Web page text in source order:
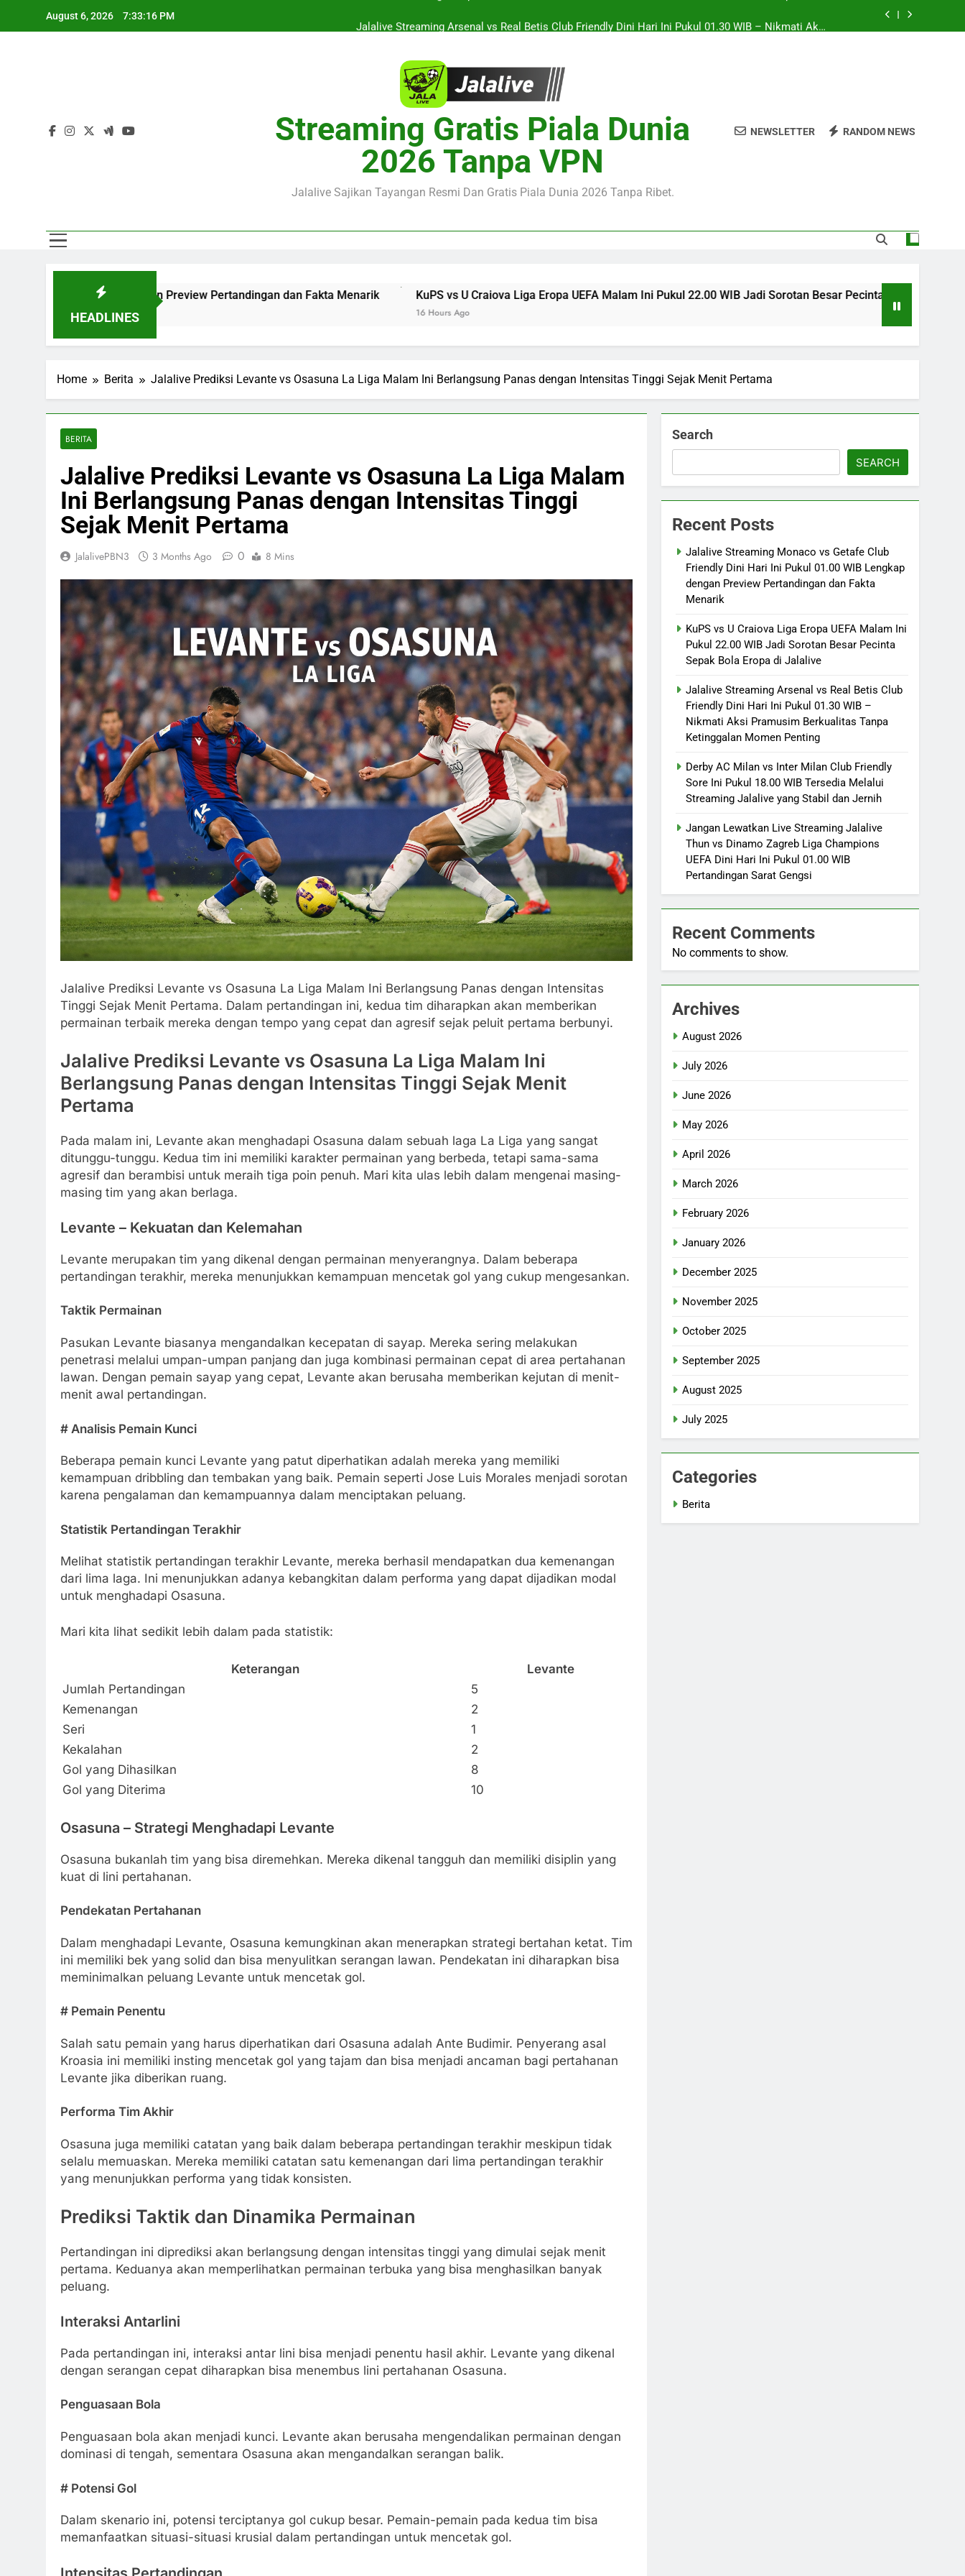
August 6, 2026 7:33:17 PM
Pramusim Berkualitas Tanpa Ketinggalan Momen Penting
Jalalive Streaming Monaco vs Getafe Club Friendly Dini Hari Ini Pukul 01.00 WIB Lengkap dengan Preview
KuPS vs U Craiova Liga Eropa UEFA Malam Ini Pukul 22.00 WIB Jadi Sorotan Besar Pecinta Sepak Bola
Jalalive Streaming Arsenal vs Real Betis Club Friendly Dini Hari Ini Pukul 01.30 WIB – Nikmati Aksi
Pramusim Berkualitas Tanpa Ketinggalan Momen Penting
Derby AC Milan vs Inter Milan Club Friendly Sore Ini Pukul 18.00 WIB Tersedia Melalui Streaming Jalalive
Streaming Gratis Piala Dunia
2026 Tanpa VPN
Jalalive Sajikan Tayangan Resmi Dan Gratis Piala Dunia 2026 Tanpa Ribet.
NEWSLETTER RANDOM NEWS
HEADLINES
dengan Preview Pertandingan dan Fakta Menarik KuPS vs U Craiova Liga Eropa UEFA Malam Ini Pukul 22.00 WIB Jadi Sorotan Besar Pecinta Sepak Bola Eropa di Jalalive
Home Berita Jalalive Prediksi Levante vs Osasuna La Liga Malam Ini Berlangsung Panas dengan Intensitas Tinggi Sejak Menit Pertama
BERITA
Jalalive Prediksi Levante vs Osasuna La Liga Malam
Ini Berlangsung Panas dengan Intensitas Tinggi
Sejak Menit Pertama
JalalivePBN3 3 Months Ago 0 8 Mins
Jalalive Prediksi Levante vs Osasuna La Liga Malam Ini Berlangsung Panas dengan Intensitas
Tinggi Sejak Menit Pertama. Dalam pertandingan ini, kedua tim diharapkan akan memberikan
permainan terbaik mereka dengan tempo yang cepat dan agresif sejak peluit pertama berbunyi.
Jalalive Prediksi Levante vs Osasuna La Liga Malam Ini
Berlangsung Panas dengan Intensitas Tinggi Sejak Menit
Pertama
Pada malam ini, Levante akan menghadapi Osasuna dalam sebuah laga La Liga yang sangat
ditunggu-tunggu. Kedua tim ini memiliki karakter permainan yang berbeda, tetapi sama-sama
agresif dan berambisi untuk meraih tiga poin penuh. Mari kita ulas lebih dalam mengenai masing-
masing tim yang akan berlaga.
Levante – Kekuatan dan Kelemahan
Levante merupakan tim yang dikenal dengan permainan menyerangnya. Dalam beberapa
pertandingan terakhir, mereka menunjukkan kemampuan mencetak gol yang cukup mengesankan.
Taktik Permainan
Pasukan Levante biasanya mengandalkan kecepatan di sayap. Mereka sering melakukan
penetrasi melalui umpan-umpan panjang dan juga kombinasi permainan cepat di area pertahanan
lawan. Dengan pemain sayap yang cepat, Levante akan berusaha memberikan kejutan di menit-
menit awal pertandingan.
# Analisis Pemain Kunci
Beberapa pemain kunci Levante yang patut diperhatikan adalah mereka yang memiliki
kemampuan dribbling dan tembakan yang baik. Pemain seperti Jose Luis Morales menjadi sorotan
karena pengalaman dan kemampuannya dalam menciptakan peluang.
Statistik Pertandingan Terakhir
Melihat statistik pertandingan terakhir Levante, mereka berhasil mendapatkan dua kemenangan
dari lima laga. Ini menunjukkan adanya kebangkitan dalam performa yang dapat dijadikan modal
untuk menghadapi Osasuna.
Mari kita lihat sedikit lebih dalam pada statistik:
Keterangan
Levante
Jumlah Pertandingan
5
Kemenangan
2
Seri
1
Kekalahan
2
Gol yang Dihasilkan
8
Gol yang Diterima
10
Osasuna – Strategi Menghadapi Levante
Osasuna bukanlah tim yang bisa diremehkan. Mereka dikenal tangguh dan memiliki disiplin yang
kuat di lini pertahanan.
Pendekatan Pertahanan
Dalam menghadapi Levante, Osasuna kemungkinan akan menerapkan strategi bertahan ketat. Tim
ini memiliki bek yang solid dan bisa menyulitkan serangan lawan. Pendekatan ini diharapkan bisa
meminimalkan peluang Levante untuk mencetak gol.
# Pemain Penentu
Salah satu pemain yang harus diperhatikan dari Osasuna adalah Ante Budimir. Penyerang asal
Kroasia ini memiliki insting mencetak gol yang tajam dan bisa menjadi ancaman bagi pertahanan
Levante jika diberikan ruang.
Performa Tim Akhir
Osasuna juga memiliki catatan yang baik dalam beberapa pertandingan terakhir meskipun tidak
selalu memuaskan. Mereka memiliki catatan satu kemenangan dari lima pertandingan terakhir
yang menunjukkan performa yang tidak konsisten.
Prediksi Taktik dan Dinamika Permainan
Pertandingan ini diprediksi akan berlangsung dengan intensitas tinggi yang dimulai sejak menit
pertama. Keduanya akan memperlihatkan permainan terbuka yang bisa menghasilkan banyak
peluang.
Interaksi Antarlini
Pada pertandingan ini, interaksi antar lini bisa menjadi penentu hasil akhir. Levante yang dikenal
dengan serangan cepat diharapkan bisa menembus lini pertahanan Osasuna.
Penguasaan Bola
Penguasaan bola akan menjadi kunci. Levante akan berusaha mengendalikan permainan dengan
dominasi di tengah, sementara Osasuna akan mengandalkan serangan balik.
# Potensi Gol
Dalam skenario ini, potensi terciptanya gol cukup besar. Pemain-pemain pada kedua tim bisa
memanfaatkan situasi-situasi krusial dalam pertandingan untuk mencetak gol.
Search
SEARCH
Recent Posts
Jalalive Streaming Monaco vs Getafe Club
Friendly Dini Hari Ini Pukul 01.00 WIB Lengkap
dengan Preview Pertandingan dan Fakta
Menarik
KuPS vs U Craiova Liga Eropa UEFA Malam Ini
Pukul 22.00 WIB Jadi Sorotan Besar Pecinta
Sepak Bola Eropa di Jalalive
Jalalive Streaming Arsenal vs Real Betis Club
Friendly Dini Hari Ini Pukul 01.30 WIB –
Nikmati Aksi Pramusim Berkualitas Tanpa
Ketinggalan Momen Penting
Derby AC Milan vs Inter Milan Club Friendly
Sore Ini Pukul 18.00 WIB Tersedia Melalui
Streaming Jalalive yang Stabil dan Jernih
Jangan Lewatkan Live Streaming Jalalive
Thun vs Dinamo Zagreb Liga Champions
UEFA Dini Hari Ini Pukul 01.00 WIB
Pertandingan Sarat Gengsi
Recent Comments
No comments to show.
Archives
August 2026
July 2026
June 2026
May 2026
April 2026
March 2026
February 2026
January 2026
December 2025
November 2025
October 2025
September 2025
August 2025
July 2025
Categories
Berita